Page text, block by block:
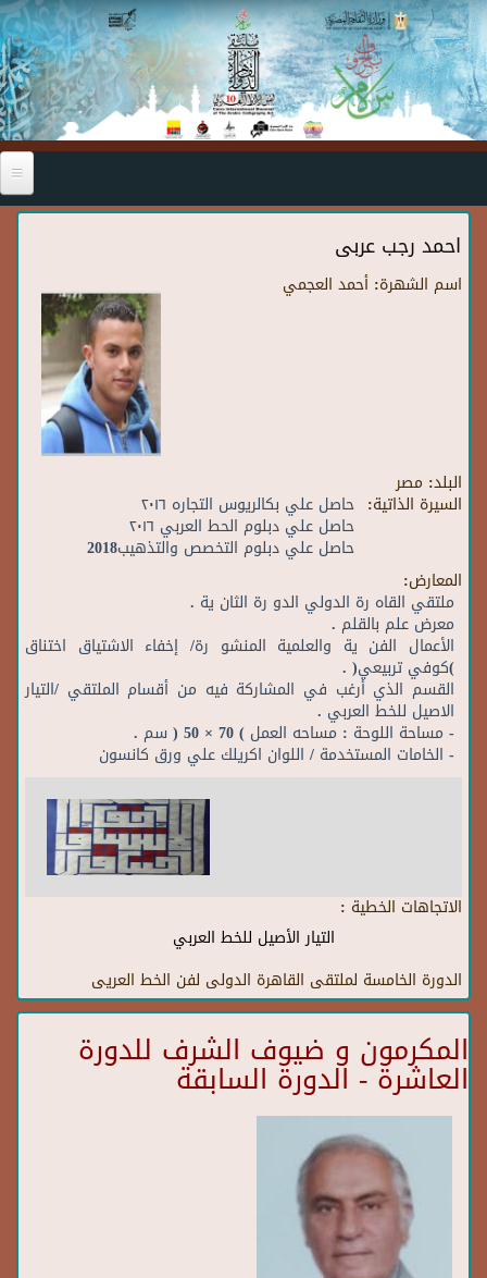
Skip to main content
احمد رجب عربى
اسم الشهرة: أحمد العجمي
البلد: مصر
السيرة الذاتية: حاصل علي بكالريوس التجاره ٢٠١٦
حاصل علي دبلوم الحط العربي ٢٠١٦
حاصل علي دبلوم التخصص والتذهيب2018
المعارض:
ملتقي القاه رة الدولي الدو رة الثان ية .
معرض علم بالقلم .
الأعمال الفن ية والعلمية المنشو رة/ إخفاء الاشتياق اختناق
)كوفي تربيعي( .
القسم الذي أرغب في المشاركة فيه من أقسام الملتقي /التيار
الاصيل للخط العربي .
- مساحة اللوحة : مساحه العمل ) 70 × 50 ( سم .
- الخامات المستخدمة / اللوان اكريلك علي ورق كانسون
الاتجاهات الخطية :
التيار الأصيل للخط العربي
الدورة الخامسة لملتقى القاهرة الدولى لفن الخط العريى
المكرمون و ضيوف الشرف للدورة
العاشرة - الدورة السابقة